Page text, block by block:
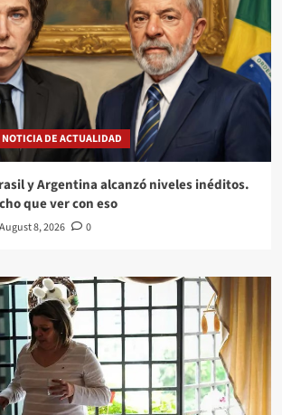
NOTICIA DE ACTUALIDAD
y Argentina alcanzó niveles inéditos.
que ver con eso
August 8, 2026 0